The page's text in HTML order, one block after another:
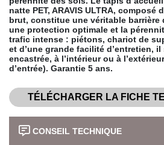
natte PET, ARAVIS ULTRA,
brut, constitue une véritable barrière
une protection optimale et la
trafic intense : piétons, chariot de
et d’une grande facilité d’entretien,
encastrée, à l’intérieur ou à
d’entrée). Garantie 5 ans.
TÉLÉCHARGER LA FICHE
CONSEIL TECHNIQUE